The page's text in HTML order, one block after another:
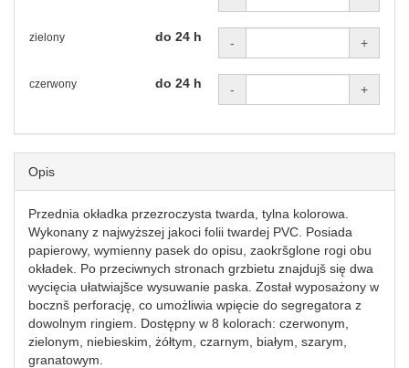
zielony do 24 h - +
czerwony do 24 h - +
Opis
Przednia okładka przezroczysta twarda, tylna kolorowa.
Wykonany z najwyższej jakoci folii twardej PVC. Posiada
papierowy, wymienny pasek do opisu, zaokršglone rogi obu
okładek. Po przeciwnych stronach grzbietu znajdujš się dwa
wycięcia ułatwiajšce wysuwanie paska. Został wyposażony w
bocznš perforację, co umożliwia wpięcie do segregatora z
dowolnym ringiem. Dostępny w 8 kolorach: czerwonym,
zielonym, niebieskim, żółtym, czarnym, białym, szarym,
granatowym.